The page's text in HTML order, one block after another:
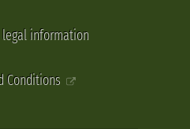
information
Conditions